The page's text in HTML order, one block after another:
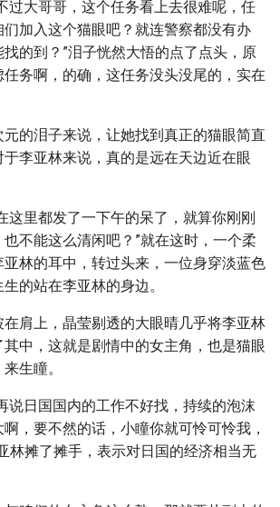
过大哥哥，这个任务看上去很难呢，任
加入这个猫眼吧？就连警察都没有办
的到？”泪子恍然大悟的点了点头，原
务啊，的确，这任务没头没尾的，实在
的泪子来说，让她找到真正的猫眼简直
李亚林来说，真的是远在天边近在眼
这里都发了一下午的呆了，就算你刚刚
不能这么清闲吧？”就在这时，一个柔
林的耳中，转过头来，一位身穿淡蓝色
的站在李亚林的身边。
肩上，晶莹剔透的大眼晴几乎将李亚林
中，这就是剧情中的女主角，也是猫眼
生瞳。
说日国国内的工作不好找，持续的泡沫
，要不然的话，小瞳你就可怜可怜我，
林摊了摊手，表示对日国的经济相当无